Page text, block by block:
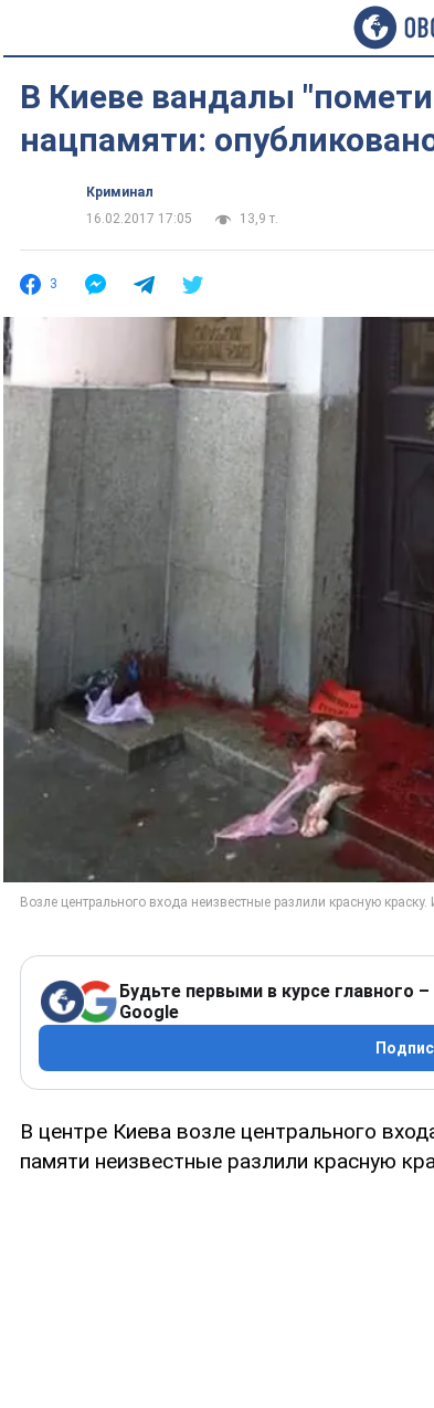
В Киеве вандалы
нацпамяти:
Криминал
16.02.2017 17:05
13,9 т.
3
Будьте первыми в курсе главного
Google
В центре Киева возле центрального
памяти неизвестные разлили красную